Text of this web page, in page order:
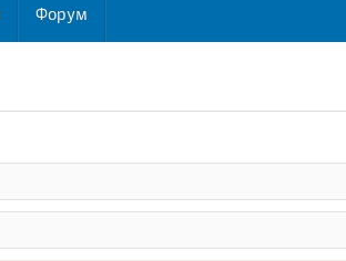
Форум